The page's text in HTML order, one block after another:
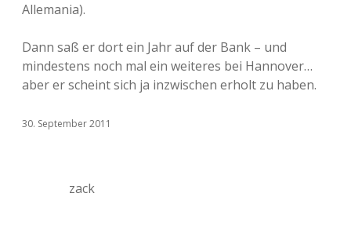
Allemania).
Dann saß er dort ein Jahr auf der Bank – und
mindestens noch mal ein weiteres bei Hannover…
aber er scheint sich ja inzwischen erholt zu haben.
30. September 2011
zack